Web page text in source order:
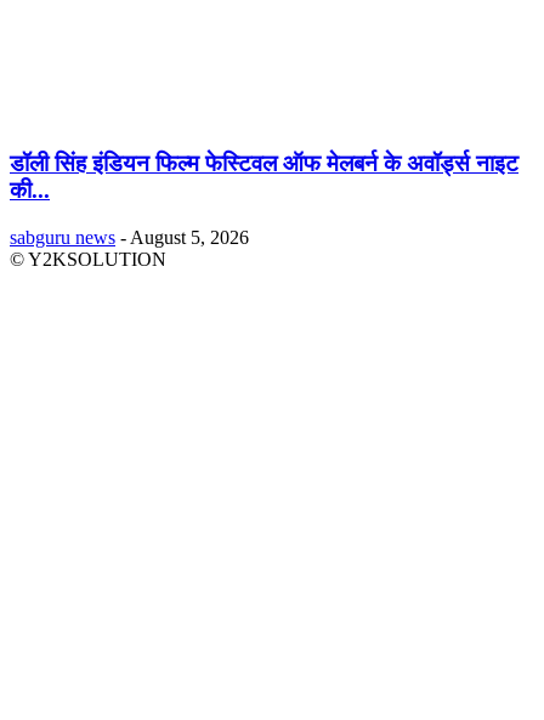
डॉली सिंह इंडियन फिल्म फेस्टिवल ऑफ मेलबर्न के अवॉर्ड्स नाइट
की...
sabguru news - August 5, 2026
© Y2KSOLUTION